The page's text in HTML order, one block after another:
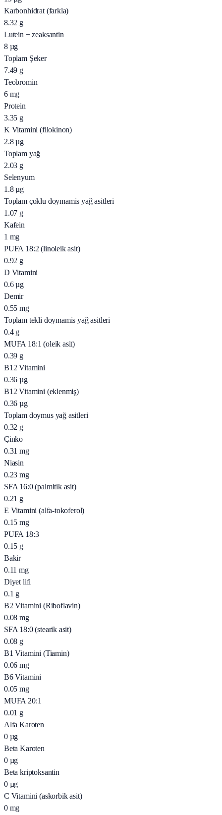
Karbonhidrat (farkla)
8.32 g
Lutein + zeaksantin
8 µg
Toplam Şeker
7.49 g
Teobromin
6 mg
Protein
3.35 g
K Vitamini (filokinon)
2.8 µg
Toplam yağ
2.03 g
Selenyum
1.8 µg
Toplam çoklu doymamis yağ asitleri
1.07 g
Kafein
1 mg
PUFA 18:2 (linoleik asit)
0.92 g
D Vitamini
0.6 µg
Demir
0.55 mg
Toplam tekli doymamis yağ asitleri
0.4 g
MUFA 18:1 (oleik asit)
0.39 g
B12 Vitamini
0.36 µg
B12 Vitamini (eklenmiş)
0.36 µg
Toplam doymus yağ asitleri
0.32 g
Çinko
0.31 mg
Niasin
0.23 mg
SFA 16:0 (palmitik asit)
0.21 g
E Vitamini (alfa-tokoferol)
0.15 mg
PUFA 18:3
0.15 g
Bakir
0.11 mg
Diyet lifi
0.1 g
B2 Vitamini (Riboflavin)
0.08 mg
SFA 18:0 (stearik asit)
0.08 g
B1 Vitamini (Tiamin)
0.06 mg
B6 Vitamini
0.05 mg
MUFA 20:1
0.01 g
Alfa Karoten
0 µg
Beta Karoten
0 µg
Beta kriptoksantin
0 µg
C Vitamini (askorbik asit)
0 mg